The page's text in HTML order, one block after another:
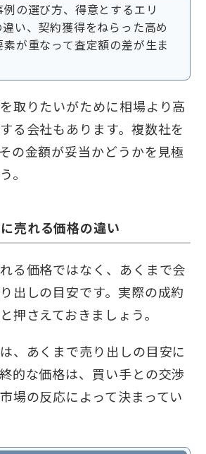
の選び方、得意とするエリ
い、契約獲得をねらった高め
が重なって査定額の差が生ま
取りたいがために相場より高
る会社もあります。複数社を
の金額が妥当かどうかを見極
。
売れる価格の違い
る価格ではなく、あくまで会
出しの目安です。実際の成約
押さえておきましょう。
、あくまで売り出しの目安に
的な価格は、買い手との交渉
場の反応によって決まってい